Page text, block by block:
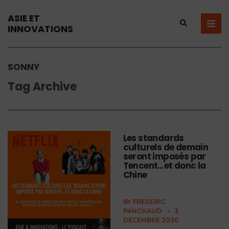
ASIE ET
INNOVATIONS
SONNY
Tag Archive
Les standards
culturels de demain
seront imposés par
Tencent…et donc la
Chine
BY FREDERIC
PANCHAUD
•
3
DÉCEMBRE 2020